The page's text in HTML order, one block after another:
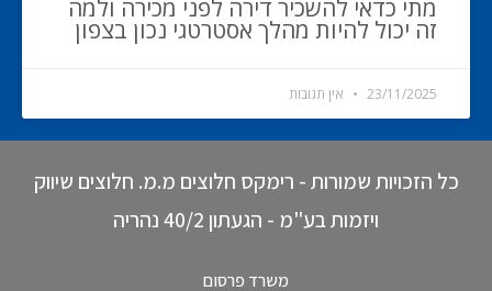
מתי כדאי להשכיר דירה לפני מכירה ולמה
זה יכול להיות מהלך אסטרטגי נכון בצפון
23/11/2025 אין תגובות
כל הזכויות שמורות - רימקס חלוצים מ.מ. חלוצים שיווק
ויזמות בע"מ - הגעתון 40/2 נהריה
משרד פרסום